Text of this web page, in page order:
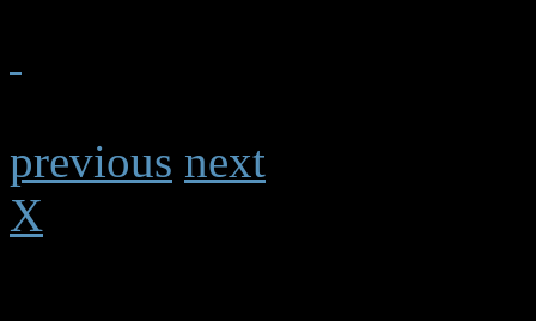
previous next
X